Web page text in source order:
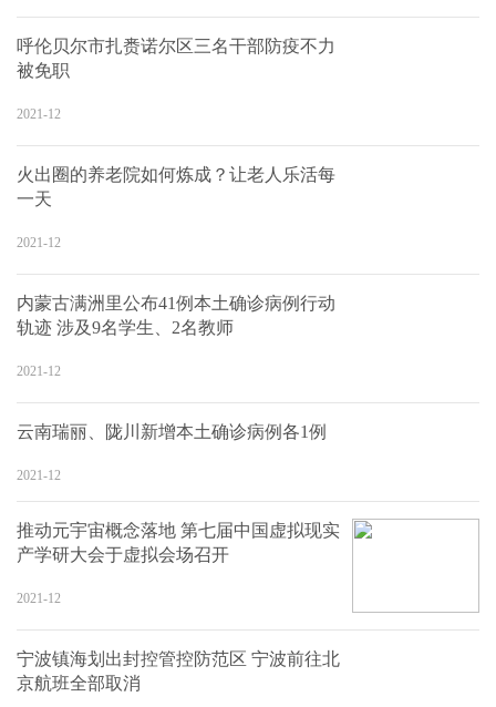
呼伦贝尔市扎赉诺尔区三名干部防疫不力
被免职
2021-12
火出圈的养老院如何炼成？让老人乐活每
一天
2021-12
内蒙古满洲里公布41例本土确诊病例行动
轨迹 涉及9名学生、2名教师
2021-12
云南瑞丽、陇川新增本土确诊病例各1例
2021-12
推动元宇宙概念落地 第七届中国虚拟现实
产学研大会于虚拟会场召开
2021-12
宁波镇海划出封控管控防范区 宁波前往北
京航班全部取消